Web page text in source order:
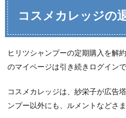
コスメカレッジの
ヒリツシャンプーの定期購入を解
のマイページは引き続きログインで
コスメカレッジは、紗栄子が広告
ンプー以外にも、ルメントなどさ